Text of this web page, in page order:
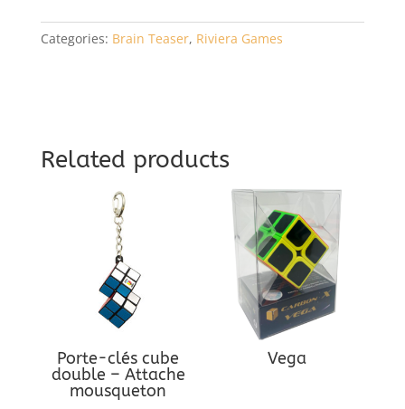
Categories: Brain Teaser, Riviera Games
Related products
Porte-clés cube
double – Attache
mousqueton
Vega